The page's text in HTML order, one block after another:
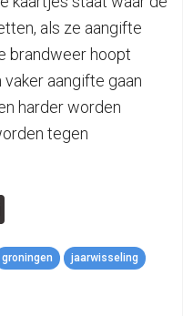
als ze aangifte
brandweer hoopt
aangifte gaan
harder worden
tegen
groningen jaarwisseling